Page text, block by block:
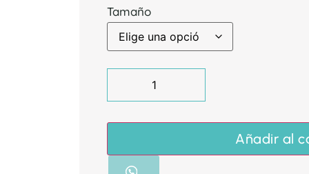
Tamaño
Añadir al